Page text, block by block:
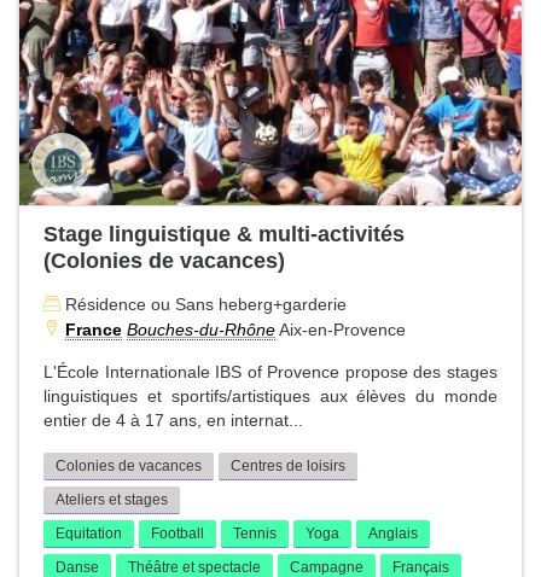
Stage linguistique & multi-activités
(Colonies de vacances)
Résidence ou Sans heberg+garderie
France Bouches-du-RhôneAix-en-Provence
L'École Internationale IBS of Provence propose des stages
linguistiques et sportifs/artistiques aux élèves du monde
entier de 4 à 17 ans, en internat...
Colonies de vacances
Centres de loisirs
Ateliers et stages
Equitation
Football Tennis Yoga
Anglais
Danse
Théâtre et spectacle Campagne
Français